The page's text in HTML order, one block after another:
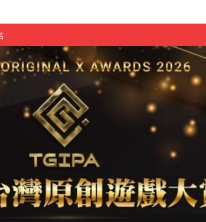
傳遞品格與智慧力量
佳作
代的跨域新局